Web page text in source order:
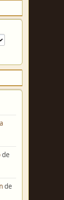
de
de